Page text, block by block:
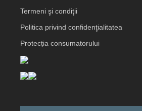
Termeni şi condiţii
Politica privind confidenţialitatea
Protecția consumatorului